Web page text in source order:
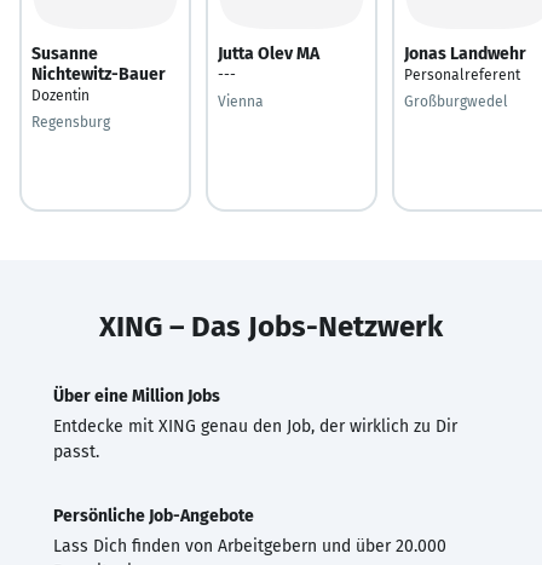
Susanne
Nichtewitz-Bauer
Dozentin
Regensburg
Jutta Olev MA
---
Vienna
Jonas Landwehr
Personalreferent
Großburgwedel
XING – Das Jobs-Netzwerk
Über eine Million Jobs
Entdecke mit XING genau den Job, der wirklich zu Dir
passt.
Persönliche Job-Angebote
Lass Dich finden von Arbeitgebern und über 20.000